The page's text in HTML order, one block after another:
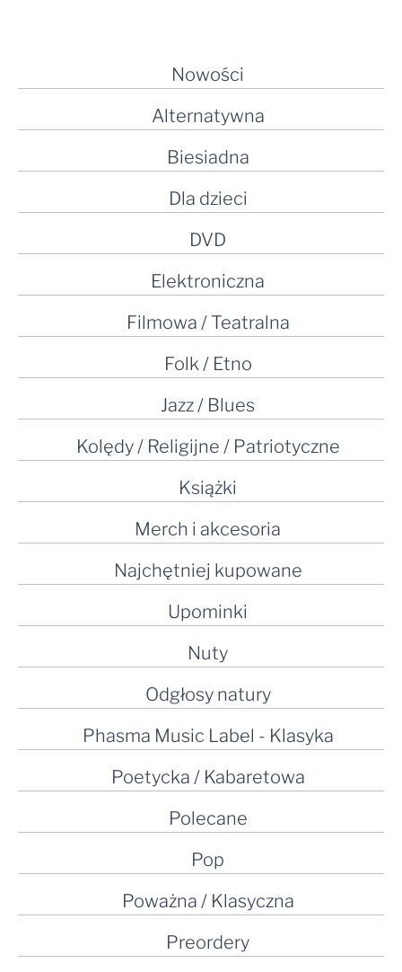
Nowości
Alternatywna
Biesiadna
Dla dzieci
DVD
Elektroniczna
Filmowa / Teatralna
Folk / Etno
Jazz / Blues
Kolędy / Religijne / Patriotyczne
Książki
Merch i akcesoria
Najchętniej kupowane
Upominki
Nuty
Odgłosy natury
Phasma Music Label - Klasyka
Poetycka / Kabaretowa
Polecane
Pop
Poważna / Klasyczna
Preordery